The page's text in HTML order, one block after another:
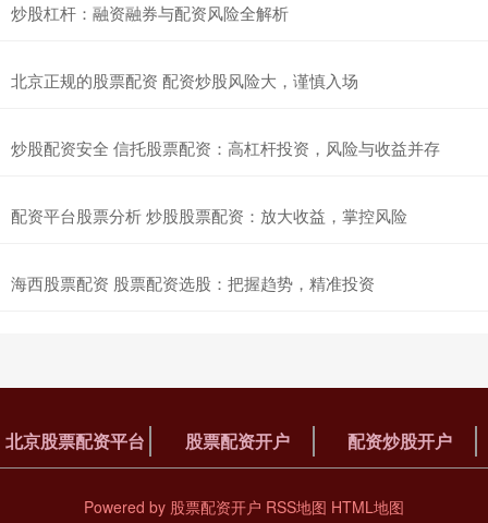
炒股杠杆：融资融券与配资风险全解析
北京正规的股票配资 配资炒股风险大，谨慎入场
炒股配资安全 信托股票配资：高杠杆投资，风险与收益并存
配资平台股票分析 炒股股票配资：放大收益，掌控风险
海西股票配资 股票配资选股：把握趋势，精准投资
北京股票配资平台 股票配资开户 配资炒股开户
Powered by 股票配资开户 RSS地图 HTML地图